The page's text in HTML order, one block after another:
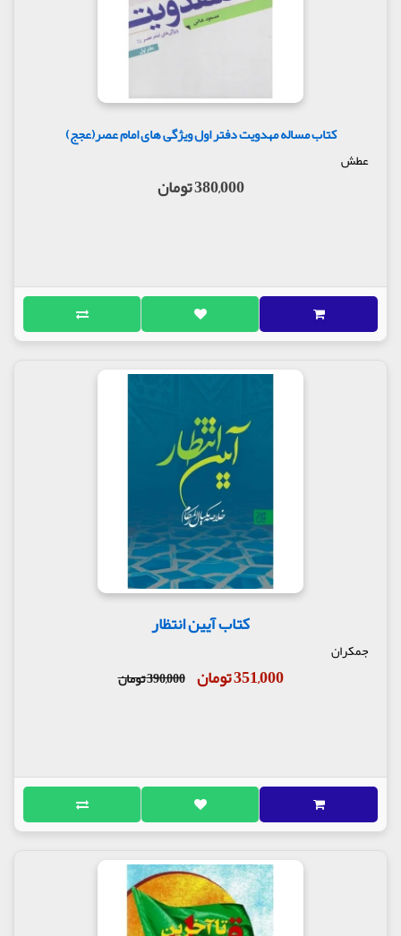
کتاب مساله مهدویت دفتر اول ویژگی های امام عصر(عجج)
عطش
380,000 تومان
کتاب آیین انتظار
جمکران
351,000 تومان 390,000 تومان